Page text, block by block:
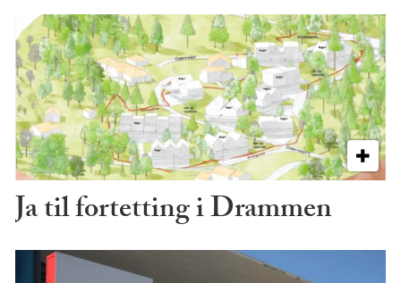
Ja til fortetting i Drammen